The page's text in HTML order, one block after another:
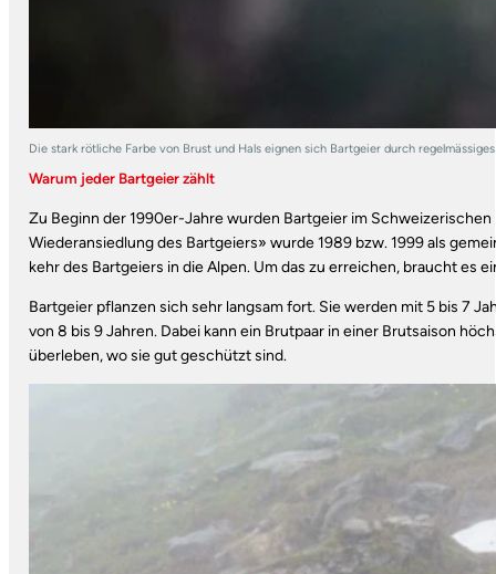
Die stark rötliche Farbe von Brust und Hals eignen sich Bartgeier durch
Warum jeder Bartgeier zählt
Zu Beginn der 1990er-Jahre wurden Bartgeier im
Wiederansiedlung des Bartgeiers» wurde 1989 bzw. 1999 als
kehr des Bartgeiers in die Alpen. Um das zu erreichen, braucht es
Bartgeier pflanzen sich sehr langsam fort. Sie werden mit 5 bis 7
von 8 bis 9 Jahren. Dabei kann ein Brutpaar in einer Brutsaison
überleben, wo sie gut geschützt sind.